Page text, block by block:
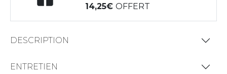
14,25OFFERT
DESCRIPTION
ENTRETIEN